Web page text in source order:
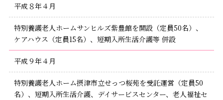
平成８年４月
特別養護老人ホームサンヒルズ紫豊館を開設（定員50名）、
ケアハウス（定員15名）、短期入所生活介護等 併設
平成９年４月
特別養護老人ホーム摂津市立せっつ桜苑を受託運営（定員50
名）、短期入所生活介護、デイサービスセンター、老人福祉セ